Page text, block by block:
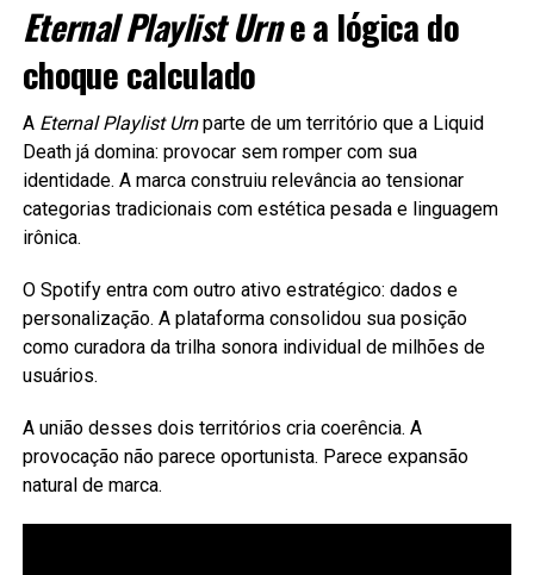
Eternal Playlist Urne a lógica do
choque calculado
A Eternal Playlist Urnparte de um território que a Liquid
Death já domina: provocar sem romper com sua
identidade. A marca construiu relevância ao tensionar
categorias tradicionais com estética pesada e linguagem
irônica.
O Spotify entra com outro ativo estratégico: dados e
personalização. A plataforma consolidou sua posição
como curadora da trilha sonora individual de milhões de
usuários.
A união desses dois territórios cria coerência. A
provocação não parece oportunista. Parece expansão
natural de marca.